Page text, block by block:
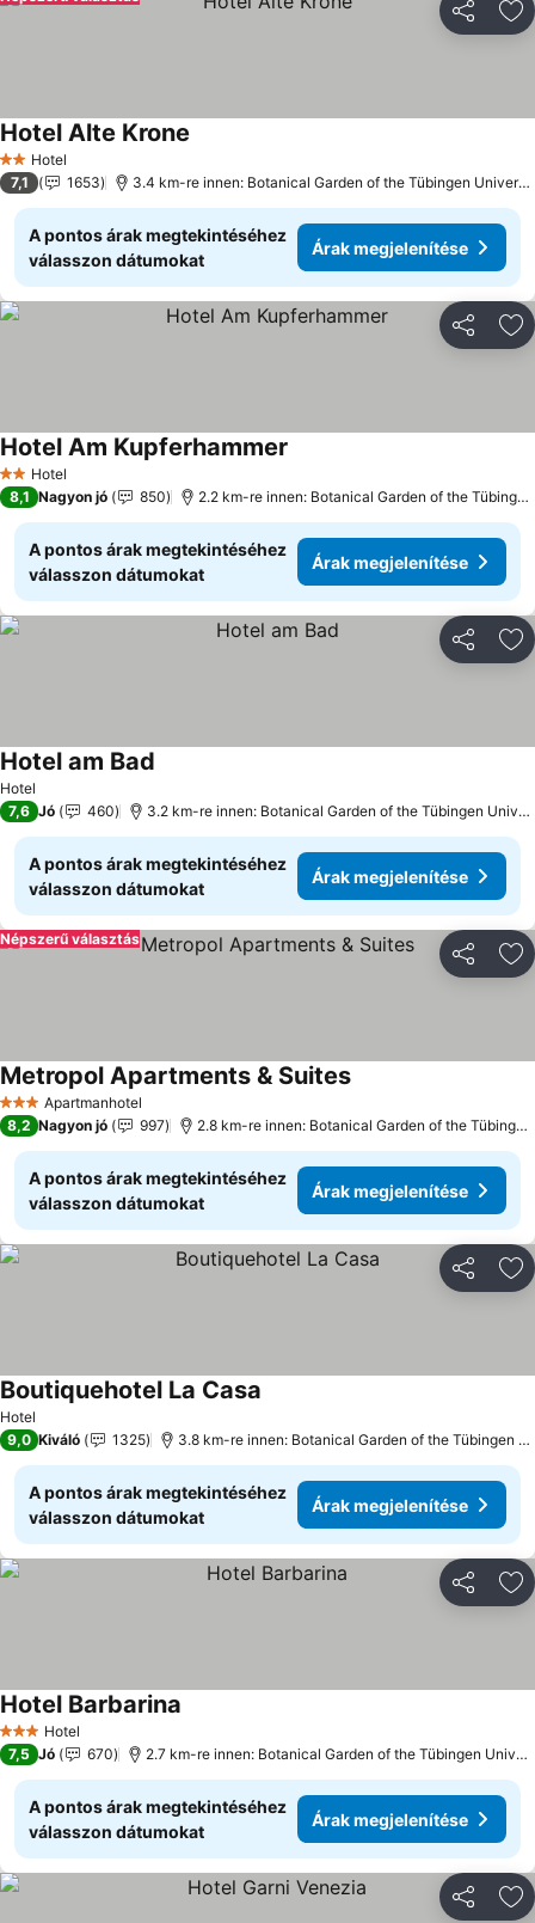
2 Kategória
Hotel
Hotel Alte Krone
7,1 1653 3.4 km-re innen: Botanical Garden of the Tübingen University
A pontos árak megtekintéséhez
válasszon dátumokat
Árak megjelenítése
2 Kategória
Hotel
Hotel Am Kupferhammer
8,1 Nagyon jó 850 2.2 km-re innen: Botanical Garden of the Tübingen University
A pontos árak megtekintéséhez
válasszon dátumokat
Árak megjelenítése
Hotel
Hotel am Bad
7,6 Jó 460 3.2 km-re innen: Botanical Garden of the Tübingen University
A pontos árak megtekintéséhez
válasszon dátumokat
Árak megjelenítése
Népszerű választás
3 KategóriaApartmanhotel
Metropol Apartments & Suites
8,2 Nagyon jó 997 2.8 km-re innen: Botanical Garden of the Tübingen University
A pontos árak megtekintéséhez
válasszon dátumokat
Árak megjelenítése
Hotel
Boutiquehotel La Casa
9,0 Kiváló 1325 3.8 km-re innen: Botanical Garden of the Tübingen University
A pontos árak megtekintéséhez
válasszon dátumokat
Árak megjelenítése
3 Kategória
Hotel
Hotel Barbarina
7,5 Jó 670 2.7 km-re innen: Botanical Garden of the Tübingen University
A pontos árak megtekintéséhez
válasszon dátumokat
Árak megjelenítése